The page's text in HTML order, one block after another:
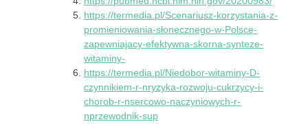
https://termedia.pl/Scenariusz-korzystania-z-
promieniowania-słonecznego-w-Polsce-
zapewniajacy-efektywna-skorna-synteze-
witaminy-
https://termedia.pl/Niedobor-witaminy-D-
czynnikiem-r-nryzyka-rozwoju-cukrzycy-i-
chorob-r-nsercowo-naczyniowych-r-
nprzewodnik-sup